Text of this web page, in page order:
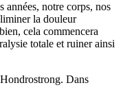
années, notre corps, nos
la douleur
cela commencera
totale et ruiner ainsi
Dans